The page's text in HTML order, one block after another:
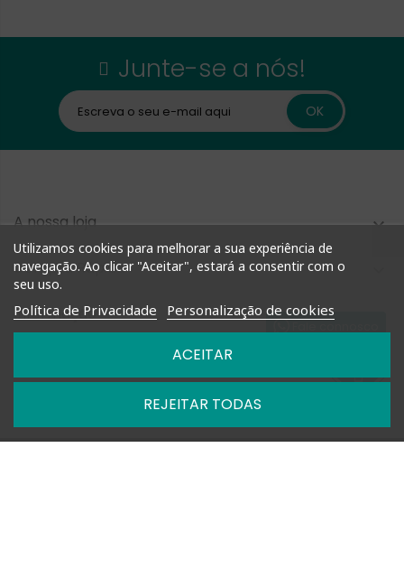
Utilizamos cookies para melhorar a sua experiência de
navegação. Ao clicar "Aceitar", estará a consentir com o
seu uso.
Política de Privacidade Personalização de cookies
REJEITAR TODAS
ACEITAR
Junte-se a nós!
A nossa loja 
Compra Rápida
Informação